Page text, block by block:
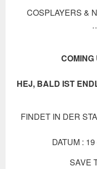
COSPLAYERS &
COMING
HEJ, BALD IST
FINDET IN DER
DATUM :
SAVE